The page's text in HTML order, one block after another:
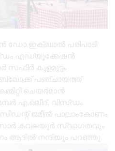
ഡോ.ഇക്ബാൽ പരിപാടി
എഡ്യൂക്കേഷൻ
സഫീർ കുളമുട്ടം
ബ്ലോക്ക് പഞ്ചായത്ത്
ചെയർമാൻ
എ.ഒലീദ്, വിസ്ഡം
ജമീൽ പാലാംകോണം
കവലയൂർ സ്വാഗതവും
ആദിൽ നന്ദിയും പറഞ്ഞു.